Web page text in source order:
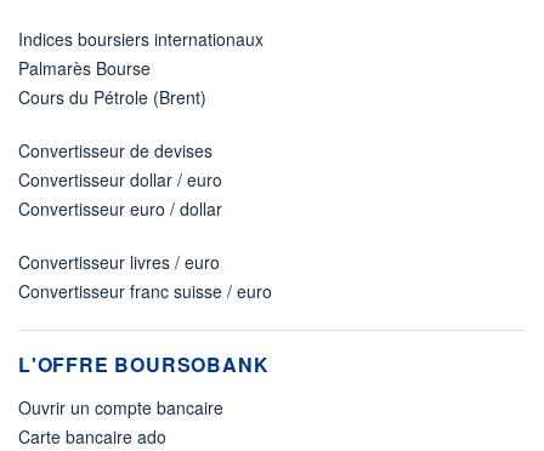
Indices boursiers internationaux
Palmarès Bourse
Cours du Pétrole (Brent)
Convertisseur de devises
Convertisseur dollar / euro
Convertisseur euro / dollar
Convertisseur livres / euro
Convertisseur franc suisse / euro
L'OFFRE BOURSOBANK
Ouvrir un compte bancaire
Carte bancaire ado